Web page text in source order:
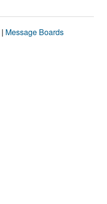
| Message Boards